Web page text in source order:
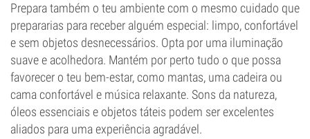
Prepara também o teu ambiente com o mesmo cuidado que
prepararias para receber alguém especial: limpo, confortável
e sem objetos desnecessários. Opta por uma iluminação
suave e acolhedora. Mantém por perto tudo o que possa
favorecer o teu bem-estar, como mantas, uma cadeira ou
cama confortável e música relaxante. Sons da natureza,
óleos essenciais e objetos táteis podem ser excelentes
aliados para uma experiência agradável.